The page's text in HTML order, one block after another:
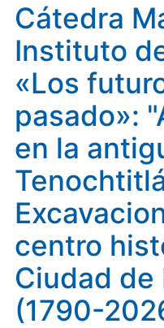
Cátedra
Instituto
«Los
pasado»:
en la
centro
Ciudad de
(1790-